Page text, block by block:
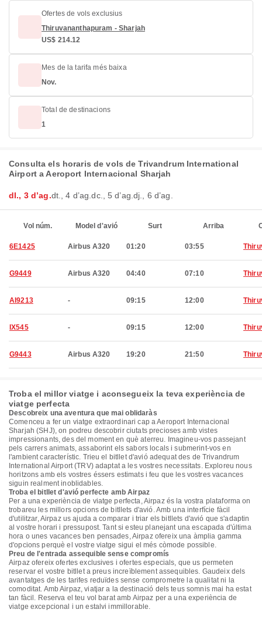
Ofertes de vols exclusius
Thiruvananthapuram - Sharjah
US$ 214.12
Mes de la tarifa més baixa
Nov.
Total de destinacions
1
Consulta els horaris de vols de Trivandrum International
Airport a Aeroport Internacional Sharjah
dl., 3 d’ag.dt., 4 d’ag.dc., 5 d’ag.dj., 6 d’ag.
Vol núm. Model d'avió Surt Arriba
6E1425 Airbus A320 01:20 03:55
G9449 Airbus A320 04:40 07:10
AI9213 - 09:15 12:00
IX545 - 09:15 12:00
G9443 Airbus A320 19:20 21:50
Troba el millor viatge i aconsegueix la teva experiència de
viatge perfecta
Descobreix una aventura que mai oblidaràs
Comenceu a fer un viatge extraordinari cap a Aeroport Internacional
Sharjah (SHJ), on podreu descobrir ciutats precioses amb vistes
impressionants, des del moment en què aterreu. Imagineu-vos passejant
pels carrers animats, assaborint els sabors locals i submerint-vos en
l'ambient característic. Trieu el bitllet d'avió adequat des de Trivandrum
International Airport (TRV) adaptat a les vostres necessitats. Exploreu nous
horitzons amb els vostres éssers estimats i feu que les vostres vacances
siguin realment inoblidables.
Troba el bitllet d'avió perfecte amb Airpaz
Per a una experiència de viatge perfecta, Airpaz és la vostra plataforma on
trobareu les millors opcions de bitllets d'avió. Amb una interfície fàcil
d'utilitzar, Airpaz us ajuda a comparar i triar els bitllets d'avió que s'adaptin
al vostre horari i pressupost. Tant si esteu planejant una escapada d'última
hora o unes vacances ben pensades, Airpaz ofereix una àmplia gamma
d'opcions perquè el vostre viatge sigui el més còmode possible.
Preu de l'entrada assequible sense compromís
Airpaz ofereix ofertes exclusives i ofertes especials, que us permeten
reservar el vostre bitllet a preus increïblement assequibles. Gaudeix dels
avantatges de les tarifes reduïdes sense comprometre la qualitat ni la
comoditat. Amb Airpaz, viatjar a la destinació dels teus somnis mai ha estat
tan fàcil. Reserva el teu vol barat amb Airpaz per a una experiència de
viatge excepcional i un estalvi immillorable.